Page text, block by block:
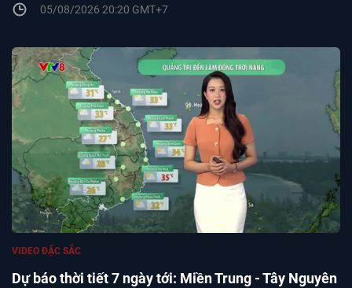
05/08/2026 20:20 GMT+7
Dự báo thời tiết 7 ngày tới: Miền Trung - Tây Nguyên
VIDEO ĐẶC SẮC